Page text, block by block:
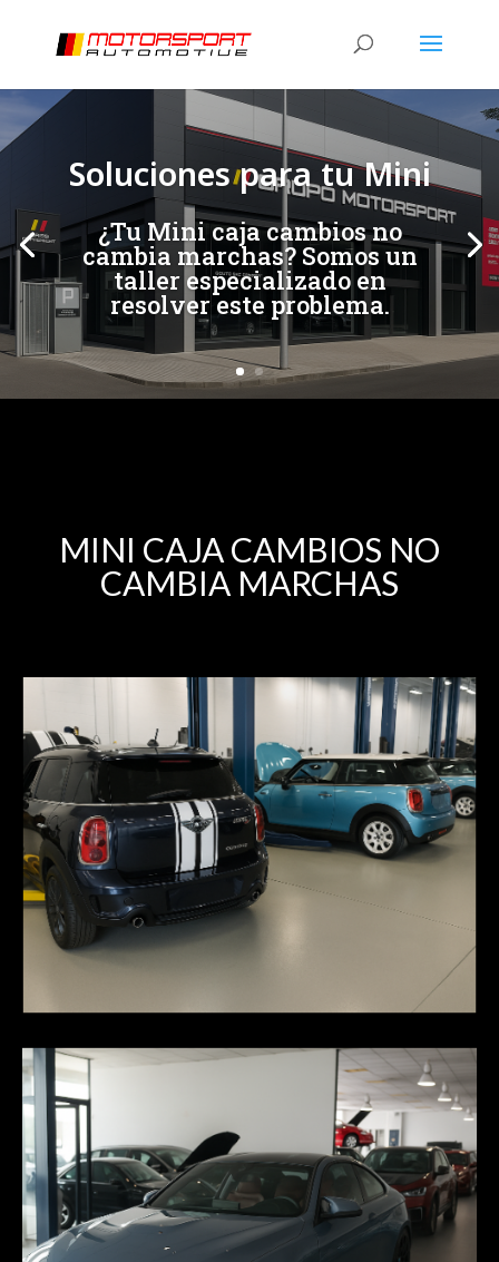
Soluciones para tu Mini
¿Tu Mini caja cambios no
cambia marchas? Somos un
taller especializado en
resolver este problema.
[/et_pb_slide]
MINI CAJA CAMBIOS NO
CAMBIA MARCHAS